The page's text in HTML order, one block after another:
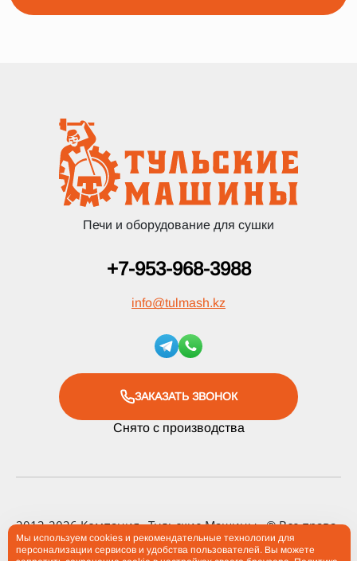
Печи и оборудование для сушки
+7-953-968-3988
info@tulmash.kz
ЗАКАЗАТЬ ЗВОНОК
Снято с производства
2012-2026 Компания «Тульские Машины» ® Все права
защищены
Мы используем cookies и рекомендательные технологии для
персонализации сервисов и удобства пользователей. Вы можете